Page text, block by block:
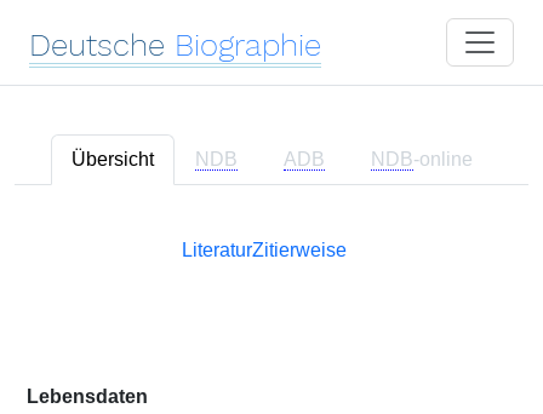
Deutsche Biographie
Übersicht NDB ADB NDB-online
LiteraturZitierweise
Lebensdaten